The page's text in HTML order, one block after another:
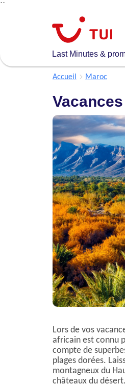
``
Last Minutes &
Accueil Maroc
Lors de vos
africain est connu
compte de
plages dorées.
montagneux du
châteaux du désert.